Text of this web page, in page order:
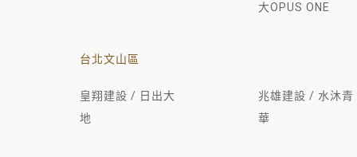
大OPUS ONE
台北文山區
皇翔建設 / 日出大
地
兆雄建設 / 水沐青
華